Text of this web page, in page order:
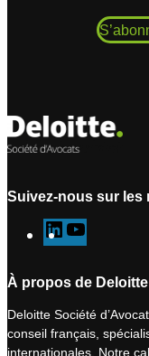
Suivez-nous sur les
L
i
k
e
d
o
T
u
b
À propos de
Deloitte Société
conseil français,
internationales. Notre